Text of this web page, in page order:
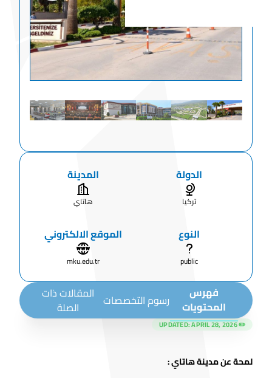
الدولة
تركيا
المدينة
هاتاي
النوع
public
الموقع الالكتروني
mku.edu.tr
فهرس
المحتويات
رسوم التخصصات المقالات ذات
الصلة
✏️ UPDATED:
APRIL 28, 2026
لمحة عن مدينة هاتاي :